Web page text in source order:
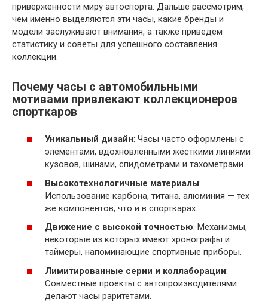
приверженности миру автоспорта. Дальше рассмотрим,
чем именно выделяются эти часы, какие бренды и
модели заслуживают внимания, а также приведем
статистику и советы для успешного составления
коллекции.
Почему часы с автомобильными
мотивами привлекают коллекционеров
спорткаров
Уникальный дизайн: Часы часто оформлены с
элементами, вдохновленными жесткими линиями
кузовов, шинами, спидометрами и тахометрами.
Высокотехнологичные материалы:
Использование карбона, титана, алюминия — тех
же компонентов, что и в спорткарах.
Движение с высокой точностью: Механизмы,
некоторые из которых имеют хронографы и
таймеры, напоминающие спортивные приборы.
Лимитированные серии и коллаборации:
Совместные проекты с автопроизводителями
делают часы раритетами.